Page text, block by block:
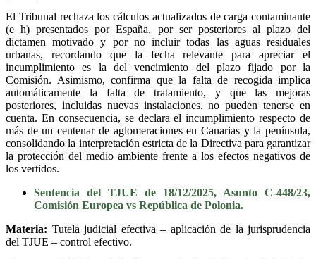
El Tribunal rechaza los cálculos actualizados de carga contaminante
(e h) presentados por España, por ser posteriores al plazo del
dictamen motivado y por no incluir todas las aguas residuales
urbanas, recordando que la fecha relevante para apreciar el
incumplimiento es la del vencimiento del plazo fijado por la
Comisión. Asimismo, confirma que la falta de recogida implica
automáticamente la falta de tratamiento, y que las mejoras
posteriores, incluidas nuevas instalaciones, no pueden tenerse en
cuenta. En consecuencia, se declara el incumplimiento respecto de
más de un centenar de aglomeraciones en Canarias y la península,
consolidando la interpretación estricta de la Directiva para garantizar
la protección del medio ambiente frente a los efectos negativos de
los vertidos.
Sentencia del TJUE de 18/12/2025, Asunto C-448/23,
Comisión Europea vs República de Polonia.
Materia: Tutela judicial efectiva – aplicación de la jurisprudencia
del TJUE – control efectivo.